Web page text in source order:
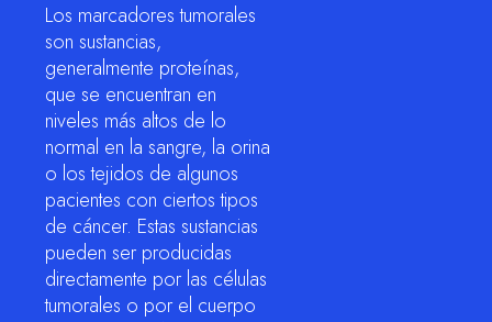
Los marcadores tumorales
son sustancias,
generalmente proteínas,
que se encuentran en
niveles más altos de lo
normal en la sangre, la orina
o los tejidos de algunos
pacientes con ciertos tipos
de cáncer. Estas sustancias
pueden ser producidas
directamente por las células
tumorales o por el cuerpo